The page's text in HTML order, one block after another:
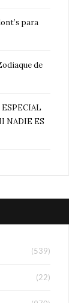
para
de
NADIE ES
(539)
(22)